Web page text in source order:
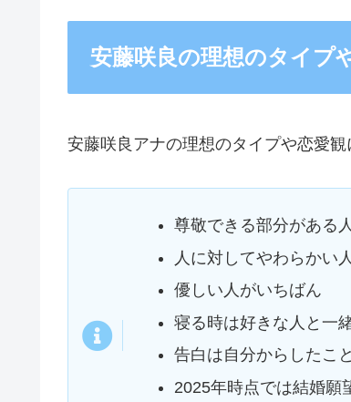
安藤咲良の理想のタイプ
安藤咲良アナの理想のタイプや恋愛観
尊敬できる部分がある
人に対してやわらかい
優しい人がいちばん
寝る時は好きな人と一
告白は自分からしたこ
2025年時点では結婚願